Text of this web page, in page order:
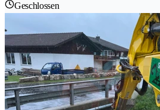
Geschlossen